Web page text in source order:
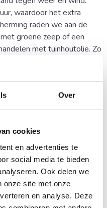
Over
cookies
en advertenties te
social media te bieden
Ook delen we
onze site met onze
en analyse. Deze
waardoor het extra
raden we aan de
groene zeep of een
met tuinhoutolie. Zo
hij langer zijn warme
jouw tuin
wensen. Of je nu een
eiken picknicktafel
bij ons vind je maatwerk.
Ook dat regelen wij graag